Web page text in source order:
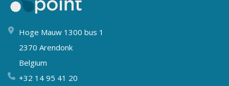
Hoge Mauw 1300 bus 1
2370 Arendonk
Belgium
+32 14 95 41 20